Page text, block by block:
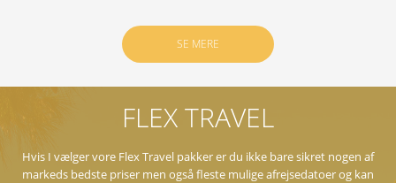
SE MERE
FLEX TRAVEL
Hvis I vælger vore Flex Travel pakker er du ikke bare sikret nogen af
markeds bedste priser men også fleste mulige afrejsedatoer og kan